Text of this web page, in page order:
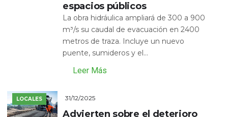
espacios públicos
La obra hidráulica ampliará de 300 a 900
m³/s su caudal de evacuación en 2400
metros de traza. Incluye un nuevo
puente, sumideros y el...
Leer Más
LOCALES 31/12/2025
Advierten sobre el deterioro